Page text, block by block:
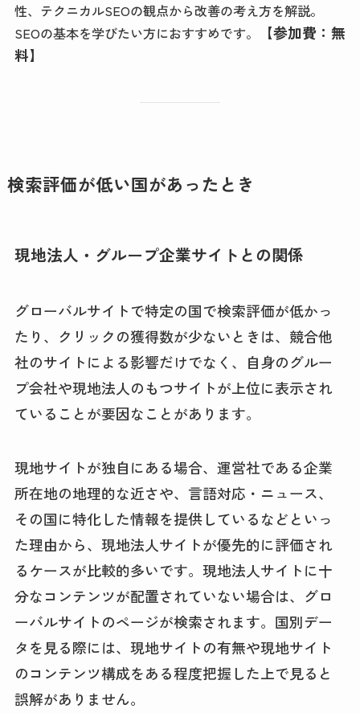
性、テクニカルSEOの観点から改善の考え方を解説。
SEOの基本を学びたい方におすすめです。
【参加費：無
料】
検索評価が低い国があったとき
現地法人・グループ企業サイトとの関係
グローバルサイトで特定の国で検索評価が低かっ
たり、クリックの獲得数が少ないときは、競合他
社のサイトによる影響だけでなく、自身のグルー
プ会社や現地法人のもつサイトが上位に表示され
ていることが要因なことがあります。
現地サイトが独自にある場合、運営社である企業
所在地の地理的な近さや、言語対応・ニュース、
その国に特化した情報を提供しているなどといっ
た理由から、現地法人サイトが優先的に評価され
るケースが比較的多いです。現地法人サイトに十
分なコンテンツが配置されていない場合は、グロ
ーバルサイトのページが検索されます。国別デー
タを見る際には、現地サイトの有無や現地サイト
のコンテンツ構成をある程度把握した上で見ると
誤解がありません。